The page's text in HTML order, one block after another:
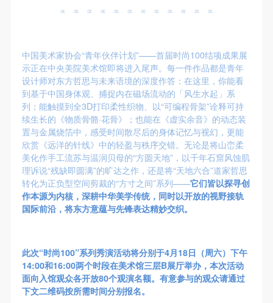
∝ ∝ ∝ ∝ ∝ ∝ ∝ ∝ ∝ ∝ ∝ ∝
中国美术家协会“青年伙伴计划”——首届时尚100结项成果展
示正在中央美院美术馆即将进入尾声。每一件作品都是青年
设计师对东方哲思与未来语境的深度作答：在这里，你能看
到基于中国身体观、捕捉内在磁场流动的「风生水起」系
列；能触摸到全3D打印柔性织物、以“可编程骨架”诠释可持
续生长的《物质骨骼·花骨》；也能在《虚实余音》的动态装
置与金属烧箔中，感受时间散尽后的身体记忆与视幻，更能
欣赏《远洋的针线》中的轻盈与秩序交错。无论是将山峦柔
美化作手工流苏与温润贝母的“方圆天地”，以千年石窟风蚀肌
理诉说“残缺即圆满”的旷达之作，还是将“天地六合”道家哲思
转化为正负型空间剪裁的“方寸之间”系列——它们皆以探寻创
作本源为内核，深耕中华美学传统，同时以开放的视野接轨
国际前沿，将东方意蕴与先锋表达精妙交织。
此次“时尚100”系列秀演活动将分别于4月18日（周六）下午
14:00和16:00两个时段在美术馆三层B展厅举办，本次活动
面向入馆观众各开放80个观演名额。有意参与的观众请通过
下文二维码按所需时间分别报名。
故，活动中任何非事故当事人及美术馆将不承担人身
事故的任何责任，但有互相援助的义务。参加活动的
成员应当积极主动的组织实施救援工作，但对事故本
身不承担任何法律责任和经济责任。参加本次活动者
的人身安全不负有民事及相关连带责任。
第五条
参加活动者在此次活动期间应主动遵守美术馆活动秩
序、维护美术馆场地及展示、展览、馆藏艺术作品及
衍生品的安全。活动中一旦因个人原因造成美术馆场
地、空间、艺术品、衍生品等受到不同程度的损失、
文、组织规定进行协商和赔偿。并追究相应的法律责
任和经济责任。
第六条
故，活动中任何非事故当事人及美术馆将不承担人身
事故的任何责任，但有互相援助的义务。参加活动的
成员应当积极主动的组织实施救援工作，但对事故本
身不承担任何法律责任和经济责任。参加本次活动者
的人身安全不负有民事及相关连带责任。
第五条
参加活动者在此次活动期间应主动遵守美术馆活动秩
序、维护美术馆场地及展示、展览、馆藏艺术作品及
衍生品的安全。活动中一旦因个人原因造成美术馆场
地、空间、艺术品、衍生品等受到不同程度的损失、
文、组织规定进行协商和赔偿。并追究相应的法律责
任和经济责任。
第六条
故，活动中任何非事故当事人及美术馆将不承担人身
事故的任何责任，但有互相援助的义务。参加活动的
成员应当积极主动的组织实施救援工作，但对事故本
身不承担任何法律责任和经济责任。参加本次活动者
的人身安全不负有民事及相关连带责任。
第五条
参加活动者在此次活动期间应主动遵守美术馆活动秩
序、维护美术馆场地及展示、展览、馆藏艺术作品及
衍生品的安全。活动中一旦因个人原因造成美术馆场
地、空间、艺术品、衍生品等受到不同程度的损失、
文、组织规定进行协商和赔偿。并追究相应的法律责
任和经济责任。
第六条